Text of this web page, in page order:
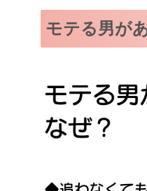
モテる男が